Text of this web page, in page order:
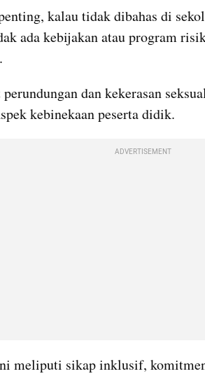
kalau tidak dibahas di
ada kebijakan atau program
dan kekerasan
kebinekaan peserta didik.
ADVERTISEMENT
meliputi sikap inklusif,